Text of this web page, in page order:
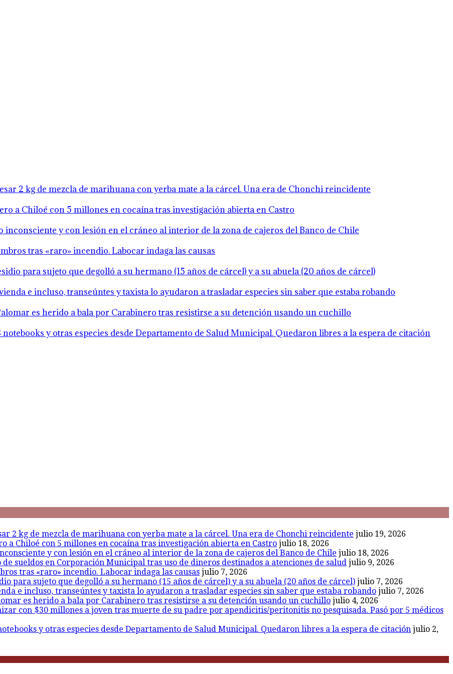
2 kg de mezcla de marihuana con yerba mate a la cárcel. Una era de Chonchi reincidente
a Chiloé con 5 millones en cocaína tras investigación abierta en Castro
y con lesión en el cráneo al interior de la zona de cajeros del Banco de Chile
tras «raro» incendio. Labocar indaga las causas
para sujeto que degolló a su hermano (15 años de cárcel) y a su abuela (20 años de cárcel)
e incluso, transeúntes y taxista lo ayudaron a trasladar especies sin saber que estaba robando
es herido a bala por Carabinero tras resistirse a su detención usando un cuchillo
y otras especies desde Departamento de Salud Municipal. Quedaron libres a la espera de citación
2 kg de mezcla de marihuana con yerba mate a la cárcel. Una era de Chonchi reincidente julio 19, 2026
a Chiloé con 5 millones en cocaína tras investigación abierta en Castro julio 18, 2026
y con lesión en el cráneo al interior de la zona de cajeros del Banco de Chile julio 18, 2026
sueldos en Corporación Municipal tras uso de dineros destinados a atenciones de salud julio 9, 2026
tras «raro» incendio. Labocar indaga las causas julio 7, 2026
para sujeto que degolló a su hermano (15 años de cárcel) y a su abuela (20 años de cárcel) julio 7, 2026
e incluso, transeúntes y taxista lo ayudaron a trasladar especies sin saber que estaba robando julio 7, 2026
es herido a bala por Carabinero tras resistirse a su detención usando un cuchillo julio 4, 2026
con $30 millones a joven tras muerte de su padre por apendicitis/peritonitis no pesquisada. Pasó por 5 médicos
y otras especies desde Departamento de Salud Municipal. Quedaron libres a la espera de citación julio 2,